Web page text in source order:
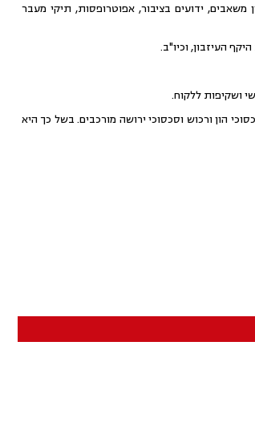
משאבים, ידועים בציבור, אפוטרופסות, תיקי מעבר
העיזבון, וכיו"ב.
ושקיפות ללקוח.
הון ורכוש וסכסוכי ירושה מורכבים. בשל כך היא
נכסים. .